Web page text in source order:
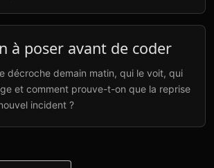
à poser avant de coder
décroche demain matin, qui le voit, qui
et comment prouve-t-on que la reprise
incident ?